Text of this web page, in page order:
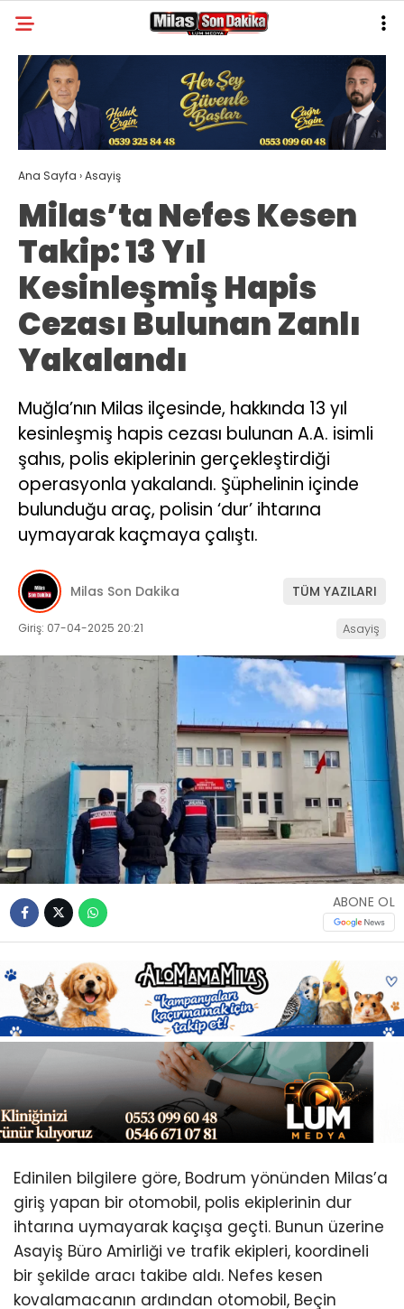
Facebook
Instagram
Youtube
30.8
GALERİ YAZARLAR
MILAS
MUĞLA’DAN
ASAYIŞ
GÜNDEM
EKONOMI
SPOR
VEFAT
GENEL
İLETIŞIM
KÜNYE
Ana Sayfa ›Asayiş
Milas’ta Nefes Kesen
Takip: 13 Yıl
Kesinleşmiş Hapis
Cezası Bulunan Zanlı
Yakalandı
Muğla’nın Milas ilçesinde, hakkında 13 yıl
kesinleşmiş hapis cezası bulunan A.A. isimli
şahıs, polis ekiplerinin gerçekleştirdiği
operasyonla yakalandı. Şüphelinin içinde
bulunduğu araç, polisin ‘dur’ ihtarına
uymayarak kaçmaya çalıştı.
Milas Son Dakika TÜM YAZILARI
Giriş: 07-04-2025 20:21 Asayiş
ABONE OL
Edinilen bilgilere göre, Bodrum yönünden Milas’a
giriş yapan bir otomobil, polis ekiplerinin dur
ihtarına uymayarak kaçışa geçti. Bunun üzerine
Asayiş Büro Amirliği ve trafik ekipleri, koordineli
bir şekilde aracı takibe aldı. Nefes kesen
kovalamacanın ardından otomobil, Beçin